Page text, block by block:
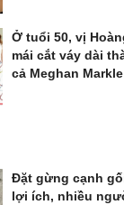
Ở tuổi 50, vị
mái cắt váy dài
cả Meghan Markle
Đặt gừng cạnh
lợi ích, nhiều